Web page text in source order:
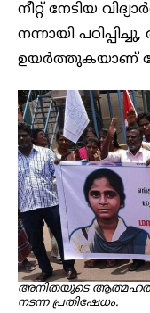
നീറ്റ് നേടിയ
നന്നായി
ഉയർത്തുകയാണ്
അനിതയുടെ
നടന്ന പ്രതിഷേധം.